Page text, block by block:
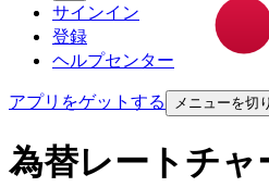
サインイン
登録
ヘルプセンター
アプリをゲットする
メニューを切
為替レートチ